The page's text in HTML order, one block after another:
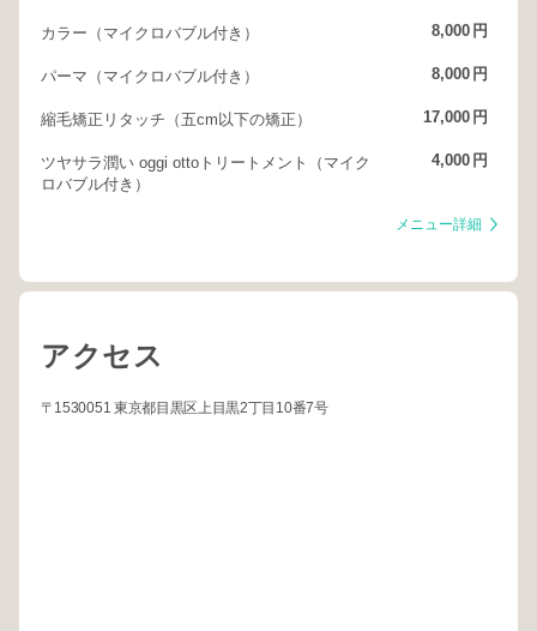
カラー（マイクロバブル付き） 8,000 円
パーマ（マイクロバブル付き） 8,000 円
縮毛矯正リタッチ（五cm以下の矯正） 17,000 円
ツヤサラ潤い oggi ottoトリートメント（マイク
ロバブル付き）
4,000 円
メニュー詳細
アクセス
〒1530051 東京都目黒区上目黒2丁目10番7号